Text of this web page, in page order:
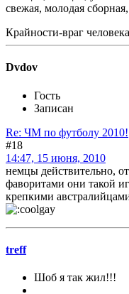
свежая, молодая
Крайности-враг
Dvdov
Гость
Записан
Re: ЧМ по футболу 2010!
#18
14:47, 15 июня, 2010
немцы действительно,
фаворитами они такой
крепкими
treff
Шоб я так жил!!!